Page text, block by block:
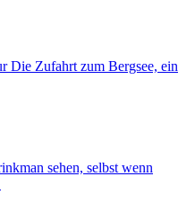
Die Zufahrt zum Bergsee, ein
sehen, selbst wenn